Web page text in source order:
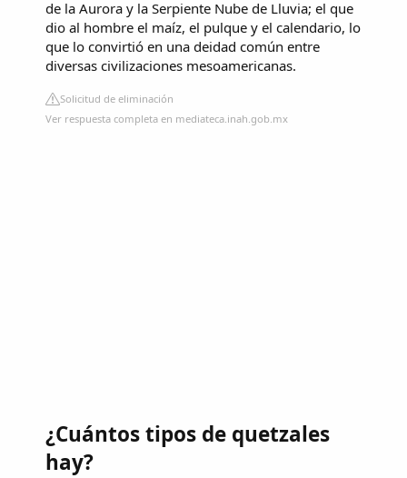
de la Aurora y la Serpiente Nube de Lluvia; el que
dio al hombre el maíz, el pulque y el calendario, lo
que lo convirtió en una deidad común entre
diversas civilizaciones mesoamericanas.
Solicitud de eliminación
Ver respuesta completa en mediateca.inah.gob.mx
¿Cuántos tipos de quetzales
hay?